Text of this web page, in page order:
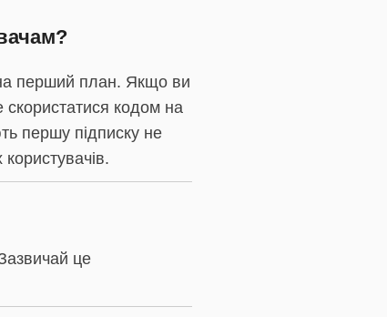
перший план. Якщо ви
кодом на
першу підписку не
це